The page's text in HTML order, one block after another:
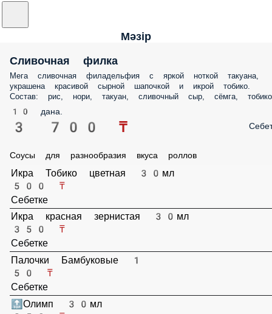
Мәзір
Сливочная филка
Мега сливочная филадельфия с яркой ноткой такуана,
украшена красивой сырной шапочкой и икрой тобико.
Состав: рис, нори, такуан, сливочный сыр, сёмга, тобико
10 дана.
3 700 ₸
Соусы для разнообразия вкуса роллов
Икра Тобико цветная 30мл
500 ₸
Себетке
Икра красная зернистая 30мл
350 ₸
Себетке
Палочки Бамбуковые 1
50 ₸
Себетке